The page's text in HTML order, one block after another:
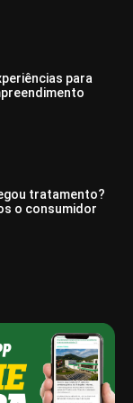
para
tratamento?
o consumidor